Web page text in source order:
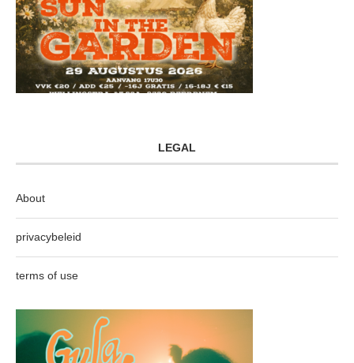
LEGAL
About
privacybeleid
terms of use